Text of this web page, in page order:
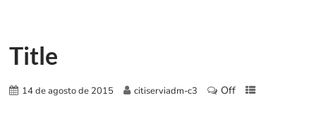
Title
14 de agosto de 2015 citiserviadm-c3 Off